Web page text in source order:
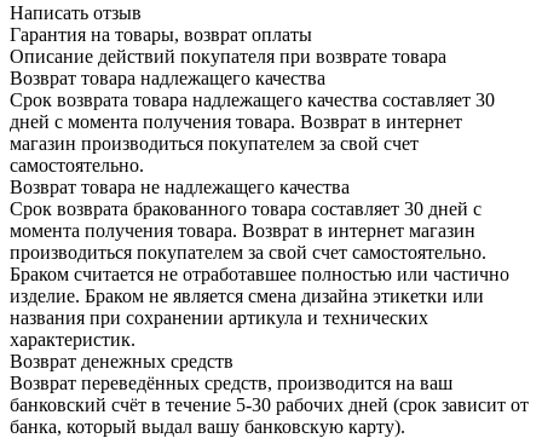
Написать отзыв
Гарантия на товары, возврат оплаты
Описание действий покупателя при возврате товара
Возврат товара надлежащего качества
Срок возврата товара надлежащего качества составляет 30
дней с момента получения товара. Возврат в интернет
магазин производиться покупателем за свой счет
самостоятельно.
Возврат товара не надлежащего качества
Срок возврата бракованного товара составляет 30 дней с
момента получения товара. Возврат в интернет магазин
производиться покупателем за свой счет самостоятельно.
Браком считается не отработавшее полностью или частично
изделие. Браком не является смена дизайна этикетки или
названия при сохранении артикула и технических
характеристик.
Возврат денежных средств
Возврат переведённых средств, производится на ваш
банковский счёт в течение 5-30 рабочих дней (срок зависит от
банка, который выдал вашу банковскую карту).